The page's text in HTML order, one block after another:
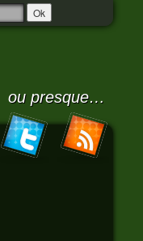
ou presque…